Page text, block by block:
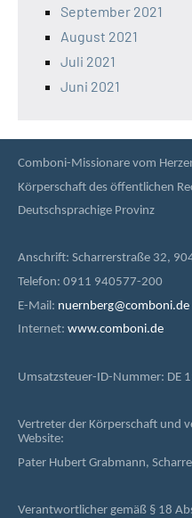
September 2021
August 2021
Juli 2021
Juni 2021
Comboni-Missionare vom
Körperschaft des öffentlichen
Deutschsprachige Provinz
Anschrift: Scharrerstraße 32,
Telefon: 0911 940577-200
E-Mail: nuernberg@comboni.de
Internet: www.comboni.de
Umsatzsteuer-ID-Nummer: DE
Vertreter der Körperschaft und
Website:
Pater Hubert Grabmann,
Verantwortlicher gemäß § 18